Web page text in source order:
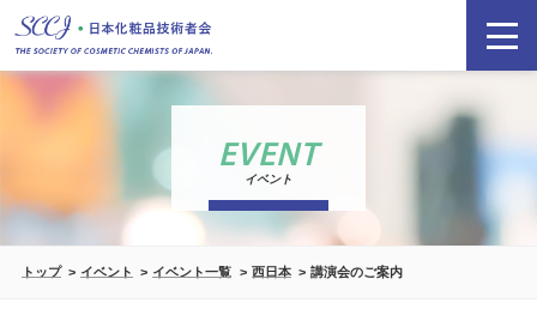
EVENT
イベント
トップ イベント イベント一覧 西日本 講演会のご案内